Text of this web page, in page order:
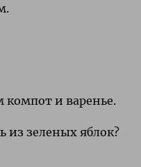
и варенье.
из зеленых яблок?